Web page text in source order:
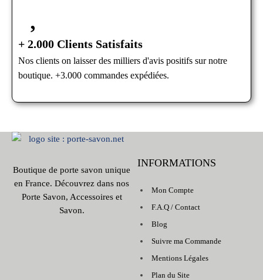
+ 2.000 Clients Satisfaits
Nos clients on laisser des milliers d'avis positifs sur notre
boutique. +3.000 commandes expédiées.
Boutique de porte savon unique
en France. Découvrez dans nos
Porte Savon, Accessoires et
Savon.
INFORMATIONS
Mon Compte
F.A.Q / Contact
Blog
Suivre ma Commande
Mentions Légales
Plan du Site